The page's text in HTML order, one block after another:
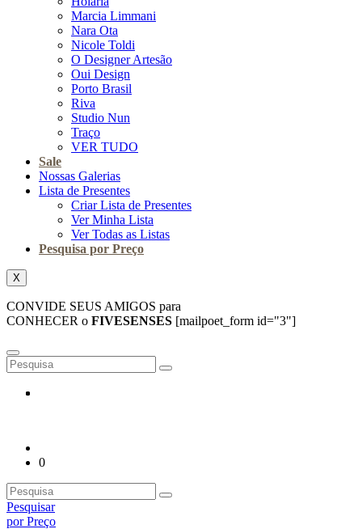
Marcia Limmani
Nara Ota
Nicole Toldi
O Designer Artesão
Oui Design
Porto Brasil
Riva
Studio Nun
Traço
VER TUDO
Sale
Nossas Galerias
Lista de Presentes
Criar Lista de Presentes
Ver Minha Lista
Ver Todas as Listas
Pesquisa por Preço
X
CONVIDE SEUS AMIGOS para
CONHECER o FIVESENSES [mailpoet_form id="3"]
0
Pesquisar
por Preço